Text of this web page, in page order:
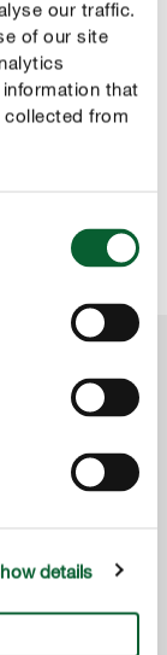
our traffic.
of our site
that
collected from
details